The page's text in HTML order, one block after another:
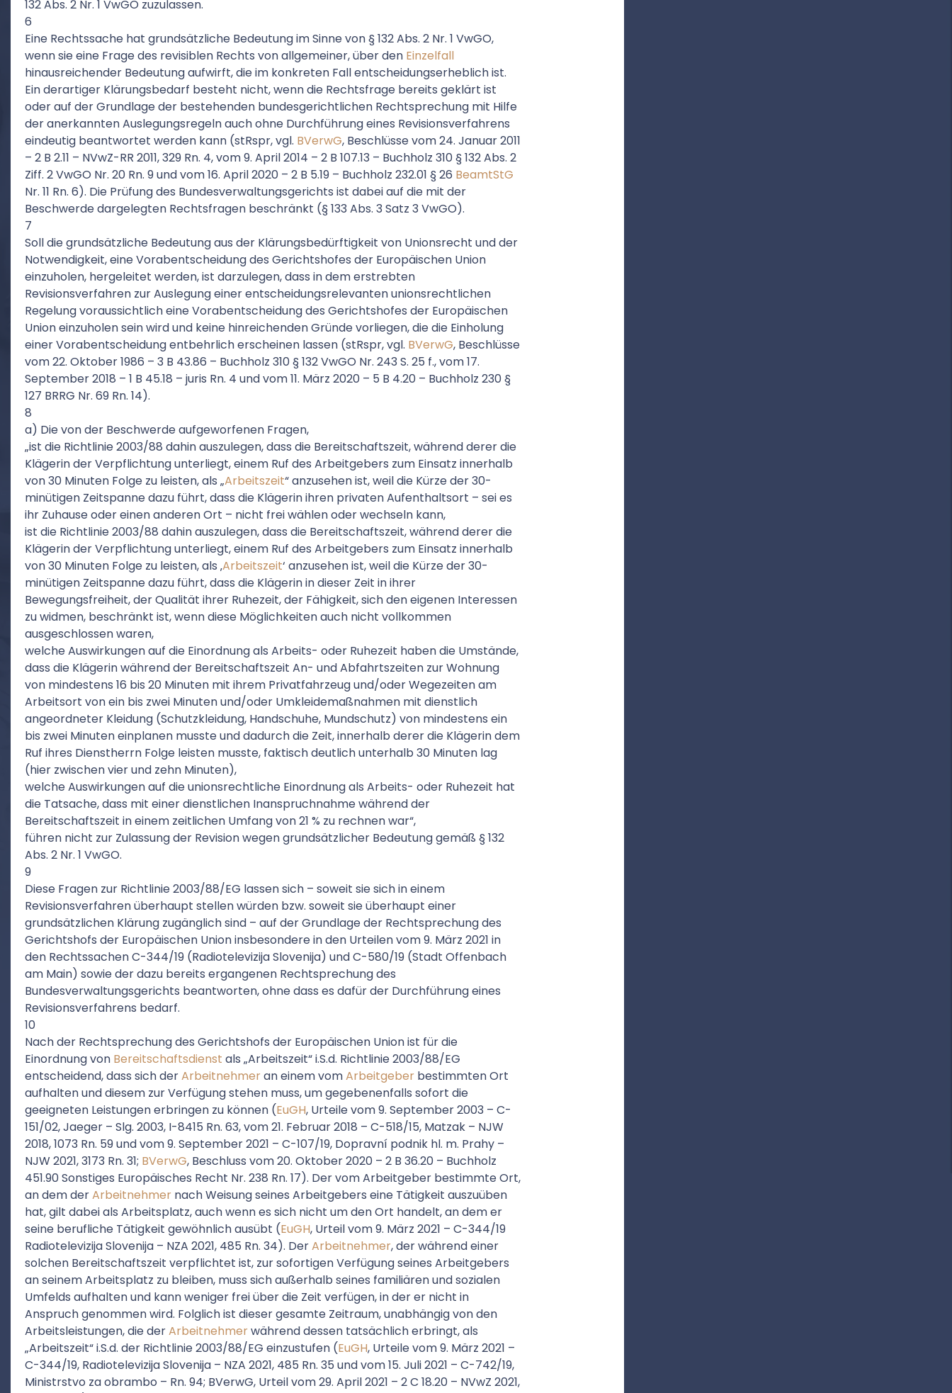
132 Abs. 2 Nr. 1 VwGO zuzulassen.
6
Eine Rechtssache hat grundsätzliche Bedeutung im Sinne von § 132 Abs. 2 Nr. 1 VwGO,
wenn sie eine Frage des revisiblen Rechts von allgemeiner, über den Einzelfall
hinausreichender Bedeutung aufwirft, die im konkreten Fall entscheidungserheblich ist.
Ein derartiger Klärungsbedarf besteht nicht, wenn die Rechtsfrage bereits geklärt ist
oder auf der Grundlage der bestehenden bundesgerichtlichen Rechtsprechung mit Hilfe
der anerkannten Auslegungsregeln auch ohne Durchführung eines Revisionsverfahrens
eindeutig beantwortet werden kann (stRspr, vgl. BVerwG, Beschlüsse vom 24. Januar 2011
– 2 B 2.11 – NVwZ-RR 2011, 329 Rn. 4, vom 9. April 2014 – 2 B 107.13 – Buchholz 310 § 132 Abs. 2
Ziff. 2 VwGO Nr. 20 Rn. 9 und vom 16. April 2020 – 2 B 5.19 – Buchholz 232.01 § 26 BeamtStG
Nr. 11 Rn. 6). Die Prüfung des Bundesverwaltungsgerichts ist dabei auf die mit der
Beschwerde dargelegten Rechtsfragen beschränkt (§ 133 Abs. 3 Satz 3 VwGO).
7
Soll die grundsätzliche Bedeutung aus der Klärungsbedürftigkeit von Unionsrecht und der
Notwendigkeit, eine Vorabentscheidung des Gerichtshofes der Europäischen Union
einzuholen, hergeleitet werden, ist darzulegen, dass in dem erstrebten
Revisionsverfahren zur Auslegung einer entscheidungsrelevanten unionsrechtlichen
Regelung voraussichtlich eine Vorabentscheidung des Gerichtshofes der Europäischen
Union einzuholen sein wird und keine hinreichenden Gründe vorliegen, die die Einholung
einer Vorabentscheidung entbehrlich erscheinen lassen (stRspr, vgl. BVerwG, Beschlüsse
vom 22. Oktober 1986 – 3 B 43.86 – Buchholz 310 § 132 VwGO Nr. 243 S. 25 f., vom 17.
September 2018 – 1 B 45.18 – juris Rn. 4 und vom 11. März 2020 – 5 B 4.20 – Buchholz 230 §
127 BRRG Nr. 69 Rn. 14).
8
a) Die von der Beschwerde aufgeworfenen Fragen,
„ist die Richtlinie 2003/88 dahin auszulegen, dass die Bereitschaftszeit, während derer die
Klägerin der Verpflichtung unterliegt, einem Ruf des Arbeitgebers zum Einsatz innerhalb
von 30 Minuten Folge zu leisten, als „Arbeitszeit“ anzusehen ist, weil die Kürze der 30-
minütigen Zeitspanne dazu führt, dass die Klägerin ihren privaten Aufenthaltsort – sei es
ihr Zuhause oder einen anderen Ort – nicht frei wählen oder wechseln kann,
ist die Richtlinie 2003/88 dahin auszulegen, dass die Bereitschaftszeit, während derer die
Klägerin der Verpflichtung unterliegt, einem Ruf des Arbeitgebers zum Einsatz innerhalb
von 30 Minuten Folge zu leisten, als ‚Arbeitszeit‘ anzusehen ist, weil die Kürze der 30-
minütigen Zeitspanne dazu führt, dass die Klägerin in dieser Zeit in ihrer
Bewegungsfreiheit, der Qualität ihrer Ruhezeit, der Fähigkeit, sich den eigenen Interessen
zu widmen, beschränkt ist, wenn diese Möglichkeiten auch nicht vollkommen
ausgeschlossen waren,
welche Auswirkungen auf die Einordnung als Arbeits- oder Ruhezeit haben die Umstände,
dass die Klägerin während der Bereitschaftszeit An- und Abfahrtszeiten zur Wohnung
von mindestens 16 bis 20 Minuten mit ihrem Privatfahrzeug und/oder Wegezeiten am
Arbeitsort von ein bis zwei Minuten und/oder Umkleidemaßnahmen mit dienstlich
angeordneter Kleidung (Schutzkleidung, Handschuhe, Mundschutz) von mindestens ein
bis zwei Minuten einplanen musste und dadurch die Zeit, innerhalb derer die Klägerin dem
Ruf ihres Dienstherrn Folge leisten musste, faktisch deutlich unterhalb 30 Minuten lag
(hier zwischen vier und zehn Minuten),
welche Auswirkungen auf die unionsrechtliche Einordnung als Arbeits- oder Ruhezeit hat
die Tatsache, dass mit einer dienstlichen Inanspruchnahme während der
Bereitschaftszeit in einem zeitlichen Umfang von 21 % zu rechnen war“,
führen nicht zur Zulassung der Revision wegen grundsätzlicher Bedeutung gemäß § 132
Abs. 2 Nr. 1 VwGO.
9
Diese Fragen zur Richtlinie 2003/88/EG lassen sich – soweit sie sich in einem
Revisionsverfahren überhaupt stellen würden bzw. soweit sie überhaupt einer
grundsätzlichen Klärung zugänglich sind – auf der Grundlage der Rechtsprechung des
Gerichtshofs der Europäischen Union insbesondere in den Urteilen vom 9. März 2021 in
den Rechtssachen C-344/19 (Radiotelevizija Slovenija) und C-580/19 (Stadt Offenbach
am Main) sowie der dazu bereits ergangenen Rechtsprechung des
Bundesverwaltungsgerichts beantworten, ohne dass es dafür der Durchführung eines
Revisionsverfahrens bedarf.
10
Nach der Rechtsprechung des Gerichtshofs der Europäischen Union ist für die
Einordnung von Bereitschaftsdienst als „Arbeitszeit“ i.S.d. Richtlinie 2003/88/EG
entscheidend, dass sich derArbeitnehmeran einem vomArbeitgeber bestimmten Ort
aufhalten und diesem zur Verfügung stehen muss, um gegebenenfalls sofort die
geeigneten Leistungen erbringen zu können (EuGH, Urteile vom 9. September 2003 – C-
151/02, Jaeger – Slg. 2003, I-8415 Rn. 63, vom 21. Februar 2018 – C-518/15, Matzak – NJW
2018, 1073 Rn. 59 und vom 9. September 2021 – C-107/19, Dopravní podnik hl. m. Prahy –
NJW 2021, 3173 Rn. 31; BVerwG, Beschluss vom 20. Oktober 2020 – 2 B 36.20 – Buchholz
451.90 Sonstiges Europäisches Recht Nr. 238 Rn. 17). Der vom Arbeitgeber bestimmte Ort,
an dem derArbeitnehmer nach Weisung seines Arbeitgebers eine Tätigkeit auszuüben
hat, gilt dabei als Arbeitsplatz, auch wenn es sich nicht um den Ort handelt, an dem er
seine berufliche Tätigkeit gewöhnlich ausübt (EuGH, Urteil vom 9. März 2021 – C-344/19
Radiotelevizija Slovenija – NZA 2021, 485 Rn. 34). DerArbeitnehmer, der während einer
solchen Bereitschaftszeit verpflichtet ist, zur sofortigen Verfügung seines Arbeitgebers
an seinem Arbeitsplatz zu bleiben, muss sich außerhalb seines familiären und sozialen
Umfelds aufhalten und kann weniger frei über die Zeit verfügen, in der er nicht in
Anspruch genommen wird. Folglich ist dieser gesamte Zeitraum, unabhängig von den
Arbeitsleistungen, die derArbeitnehmerwährend dessen tatsächlich erbringt, als
„Arbeitszeit“ i.S.d. der Richtlinie 2003/88/EG einzustufen (EuGH, Urteile vom 9. März 2021 –
C-344/19, Radiotelevizija Slovenija – NZA 2021, 485 Rn. 35 und vom 15. Juli 2021 – C-742/19,
Ministrstvo za obrambo – Rn. 94; BVerwG, Urteil vom 29. April 2021 – 2 C 18.20 – NVwZ 2021,